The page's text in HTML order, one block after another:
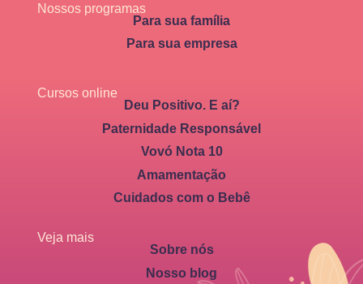
Nossos programas
Para sua família
Para sua empresa
Cursos online
Deu Positivo. E aí?
Paternidade Responsável
Vovó Nota 10
Amamentação
Cuidados com o Bebê
Veja mais
Sobre nós
Nosso blog